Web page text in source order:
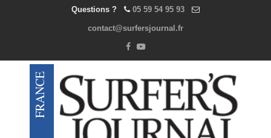
Questions ? 05 59 54 95 93
contact@surfersjournal.fr